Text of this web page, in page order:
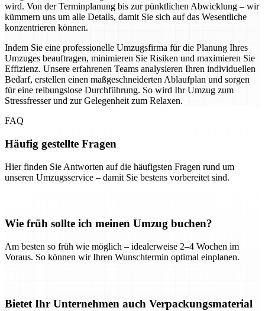
wird. Von der Terminplanung bis zur pünktlichen Abwicklung – wir
kümmern uns um alle Details, damit Sie sich auf das Wesentliche
konzentrieren können.
Indem Sie eine professionelle Umzugsfirma für die Planung Ihres
Umzuges beauftragen, minimieren Sie Risiken und maximieren Sie
Effizienz. Unsere erfahrenen Teams analysieren Ihren individuellen
Bedarf, erstellen einen maßgeschneiderten Ablaufplan und sorgen
für eine reibungslose Durchführung. So wird Ihr Umzug zum
Stressfresser und zur Gelegenheit zum Relaxen.
FAQ
Häufig gestellte Fragen
Hier finden Sie Antworten auf die häufigsten Fragen rund um
unseren Umzugsservice – damit Sie bestens vorbereitet sind.
Wie früh sollte ich meinen Umzug buchen?
Am besten so früh wie möglich – idealerweise 2–4 Wochen im
Voraus. So können wir Ihren Wunschtermin optimal einplanen.
Bietet Ihr Unternehmen auch Verpackungsmaterial